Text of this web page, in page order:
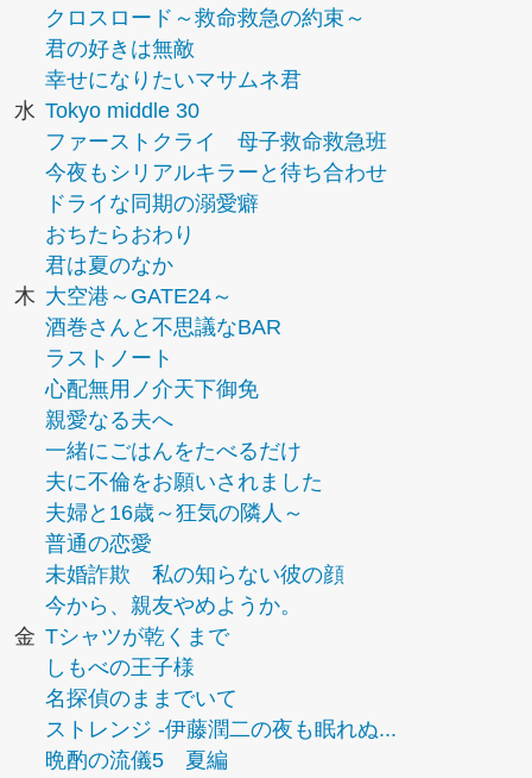
クロスロード～救命救急の約束～
君の好きは無敵
幸せになりたいマサムネ君
水 Tokyo middle 30
ファーストクライ 母子救命救急班
今夜もシリアルキラーと待ち合わせ
ドライな同期の溺愛癖
おちたらおわり
君は夏のなか
木 大空港～GATE24～
酒巻さんと不思議なBAR
ラストノート
心配無用ノ介天下御免
親愛なる夫へ
一緒にごはんをたべるだけ
夫に不倫をお願いされました
夫婦と16歳～狂気の隣人～
普通の恋愛
未婚詐欺 私の知らない彼の顔
今から、親友やめようか。
金 Tシャツが乾くまで
しもべの王子様
名探偵のままでいて
ストレンジ -伊藤潤二の夜も眠れぬ...
晩酌の流儀5 夏編